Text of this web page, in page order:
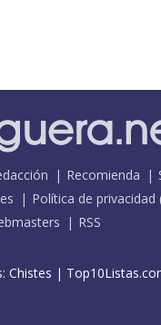
Recomienda
Política de privacidad
RSS
Chistes |